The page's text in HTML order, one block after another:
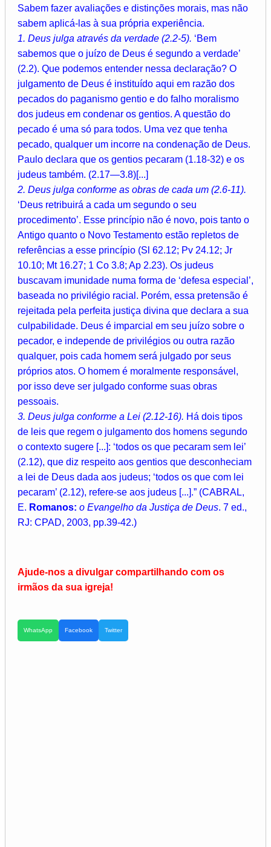
Sabem fazer avaliações e distinções morais, mas não
sabem aplicá-las à sua própria experiência.
1. Deus julga através da verdade (2.2-5). ‘Bem
sabemos que o juízo de Deus é segundo a verdade’
(2.2). Que podemos entender nessa declaração? O
julgamento de Deus é instituído aqui em razão dos
pecados do paganismo gentio e do falho moralismo
dos judeus em condenar os gentios. A questão do
pecado é uma só para todos. Uma vez que tenha
pecado, qualquer um incorre na condenação de Deus.
Paulo declara que os gentios pecaram (1.18-32) e os
judeus também. (2.17—3.8)[...]
2. Deus julga conforme as obras de cada um (2.6-11).
‘Deus retribuirá a cada um segundo o seu
procedimento’. Esse princípio não é novo, pois tanto o
Antigo quanto o Novo Testamento estão repletos de
referências a esse princípio (Sl 62.12; Pv 24.12; Jr
10.10; Mt 16.27; 1 Co 3.8; Ap 2.23). Os judeus
buscavam imunidade numa forma de ‘defesa especial’,
baseada no privilégio racial. Porém, essa pretensão é
rejeitada pela perfeita justiça divina que declara a sua
culpabilidade. Deus é imparcial em seu juízo sobre o
pecador, e independe de privilégios ou outra razão
qualquer, pois cada homem será julgado por seus
próprios atos. O homem é moralmente responsável,
por isso deve ser julgado conforme suas obras
pessoais.
3. Deus julga conforme a Lei (2.12-16). Há dois tipos
de leis que regem o julgamento dos homens segundo
o contexto sugere [...]: ‘todos os que pecaram sem lei’
(2.12), que diz respeito aos gentios que desconheciam
a lei de Deus dada aos judeus; ‘todos os que com lei
pecaram’ (2.12), refere-se aos judeus [...].” (CABRAL,
E. Romanos: o Evangelho da Justiça de Deus. 7 ed.,
RJ: CPAD, 2003, pp.39-42.)
Ajude-nos a divulgar compartilhando com os
irmãos da sua igreja!
WhatsApp Facebook Twitter